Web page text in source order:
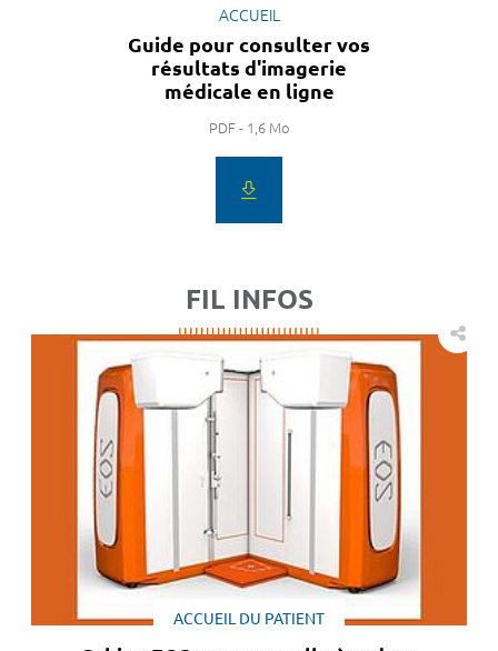
ACCUEIL
Guide pour consulter vos
résultats d'imagerie
médicale en ligne
PDF - 1,6 Mo
FIL INFOS
ACCUEIL DU PATIENT